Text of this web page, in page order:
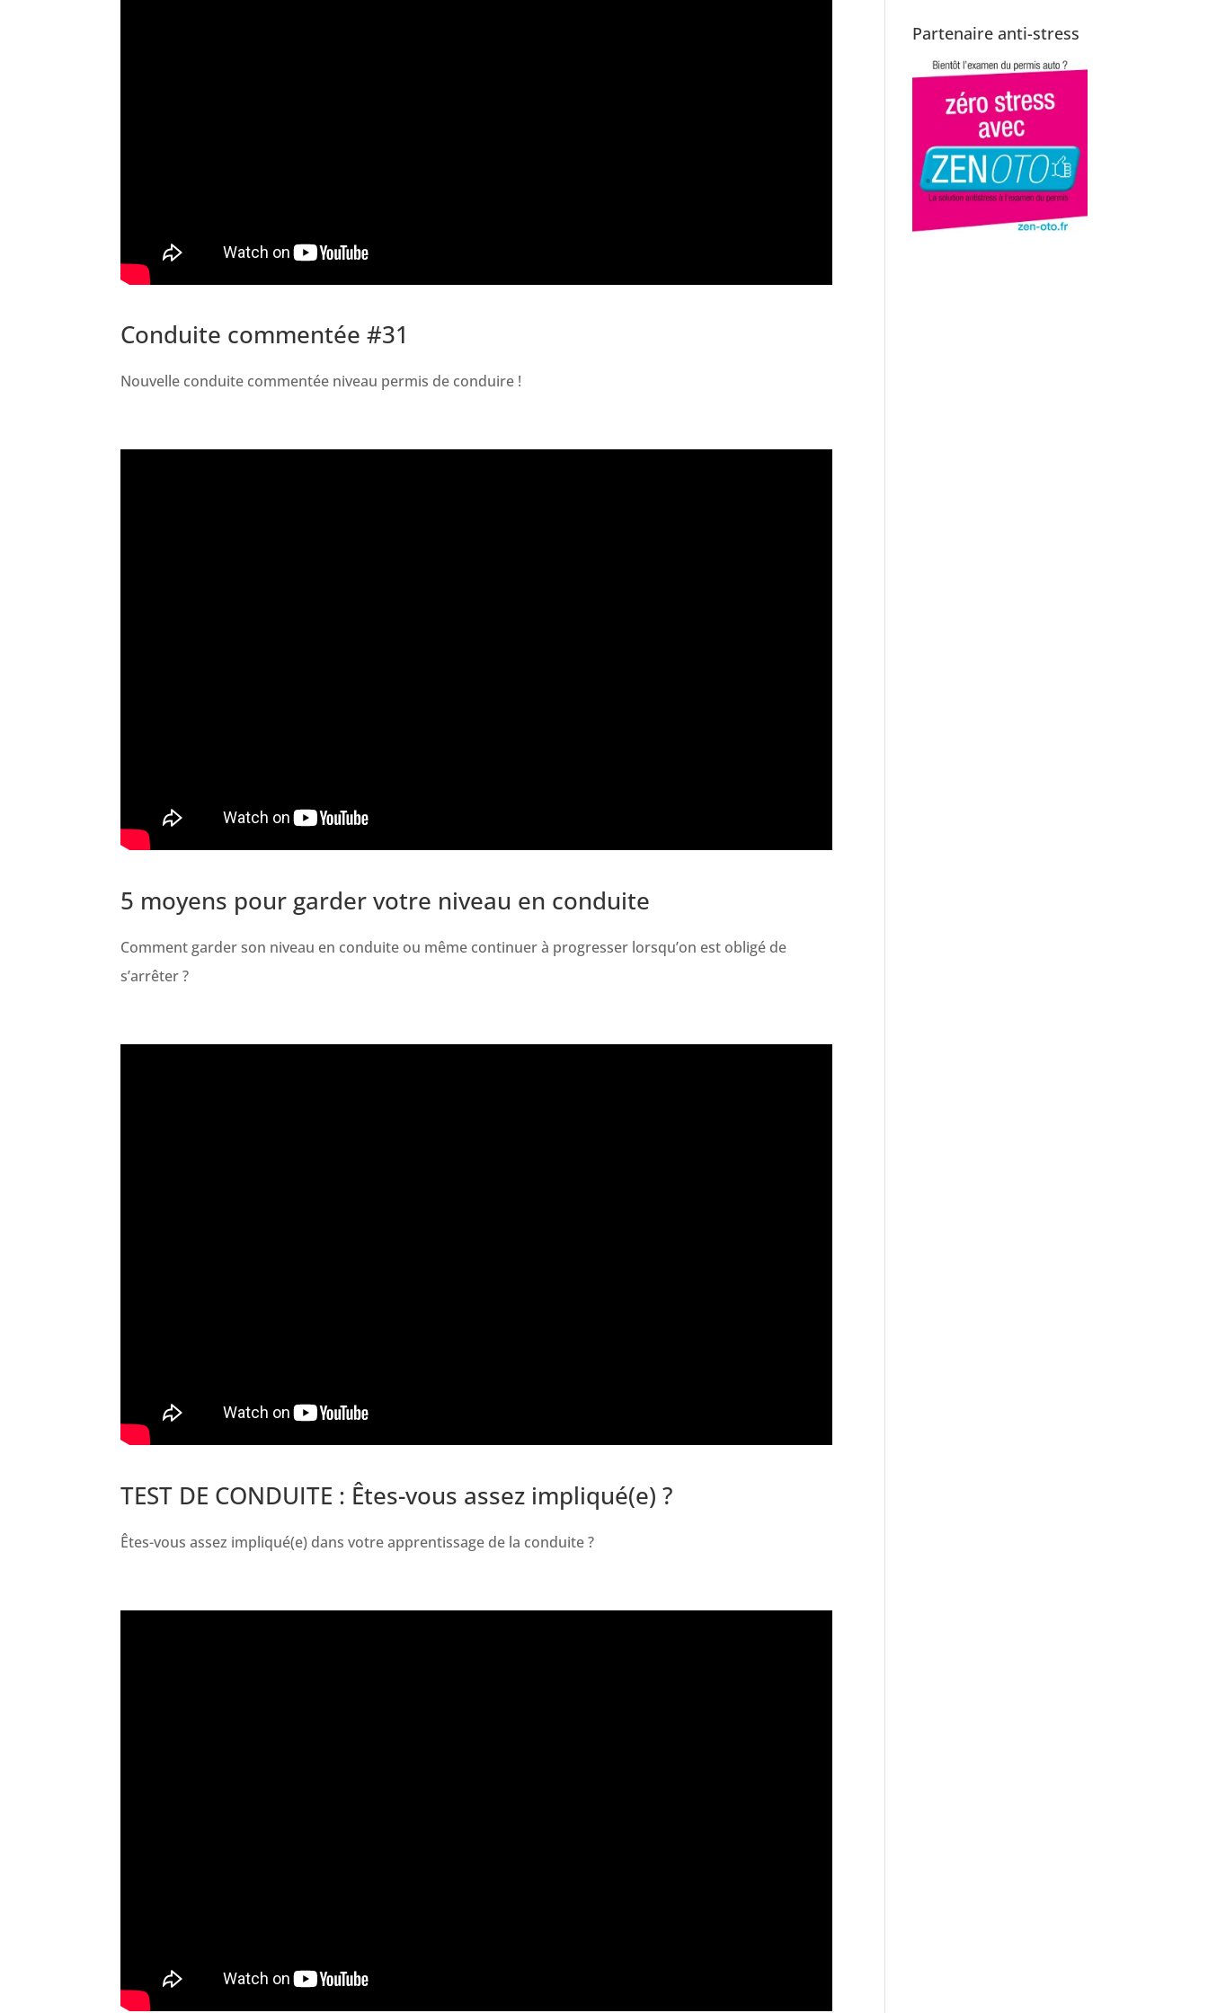
Conduite commentée #31
Nouvelle conduite commentée niveau permis de conduire !
5 moyens pour garder votre niveau en conduite
Comment garder son niveau en conduite ou même continuer à progresser lorsqu’on est obligé de
s’arrêter ?
TEST DE CONDUITE : Êtes-vous assez impliqué(e) ?
Êtes-vous assez impliqué(e) dans votre apprentissage de la conduite ?
Partenaire anti-stress